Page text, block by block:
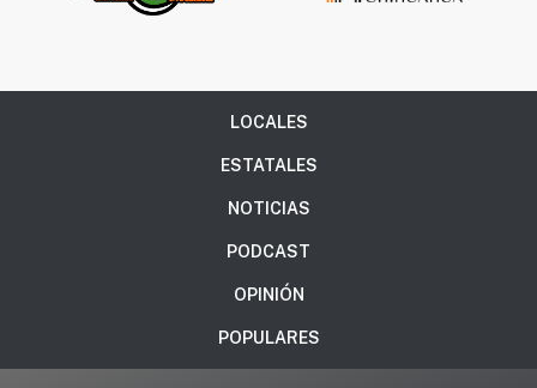
LOCALES
ESTATALES
NOTICIAS
PODCAST
OPINIÓN
POPULARES